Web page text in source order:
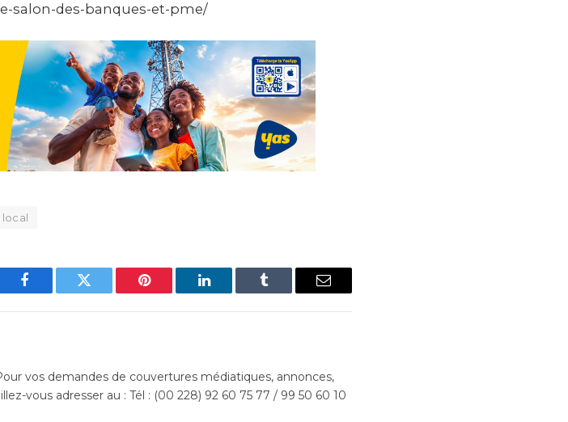
salon-des-banques-et-pme/
Facebook Twitter Pinterest LinkedIn Tumblr Email
vos demandes de couvertures médiatiques, annonces,
vous adresser au : Tél : (00 228) 92 60 75 77 / 99 50 60 10